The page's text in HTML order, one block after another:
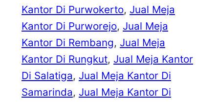
Kantor Di Purwokerto, Jual Meja
Kantor Di Purworejo, Jual Meja
Kantor Di Rembang, Jual Meja
Kantor Di Rungkut, Jual Meja Kantor
Di Salatiga, Jual Meja Kantor Di
Samarinda, Jual Meja Kantor Di